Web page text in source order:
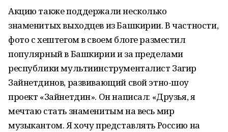
Акцию также поддержали несколько
знаменитых выходцев из Башкирии. В частности,
фото с хештегом в своем блоге разместил
популярный в Башкирии и за пределами
республики мультиинструменталист Загир
Зайнетдинов, развивающий свой этно-шоу
проект «Зайнетдин». Он написал: «Друзья, я
мечтаю стать знаменитым на весь мир
музыкантом. Я хочу представлять Россию на